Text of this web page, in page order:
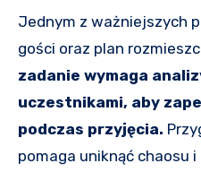
Jednym z ważniejszych
gości oraz plan
zadanie wymaga
uczestnikami, aby
podczas przyjęcia.
pomaga uniknąć chaosu